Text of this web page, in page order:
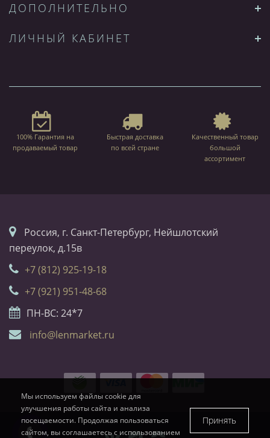
ДОПОЛНИТЕЛЬНО
ЛИЧНЫЙ КАБИНЕТ
100% Гарантия на
продаваемый товар
Быстрая доставка
по всей стране
Качественный товар
большой
ассортимент
Россия, г. Санкт-Петербург, Нейшлотский
переулок, д.15в
+7 (812) 925-19-18
+7 (921) 951-48-68
ПН-ВС: 24*7
info@lenmarket.ru
Мы используем файлы cookie для
улучшения работы сайта и анализа
посещаемости. Продолжая пользоваться
сайтом, вы соглашаетесь с использованием
Принять